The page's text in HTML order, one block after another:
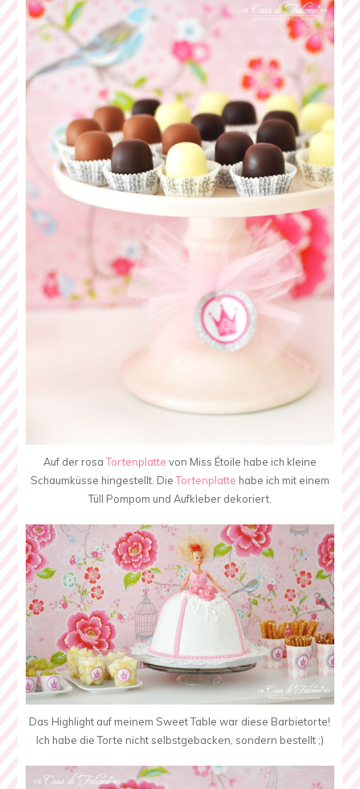
Auf der rosaTortenplatte von Miss Étoile habe ich kleine
Schaumküsse hingestellt. DieTortenplatte habe ich mit einem
Tüll Pompom und Aufkleber dekoriert.
Das Highlight auf meinem Sweet Table war diese Barbietorte!
Ich habe die Torte nicht selbstgebacken, sondern bestellt ;)